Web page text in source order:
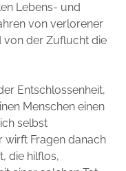
Lebens- und
von verlorener
von der Zuflucht die
Entschlossenheit,
Menschen einen
selbst
wirft Fragen danach
die hilflos,